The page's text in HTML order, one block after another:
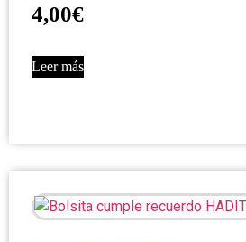
4,00€
Leer más